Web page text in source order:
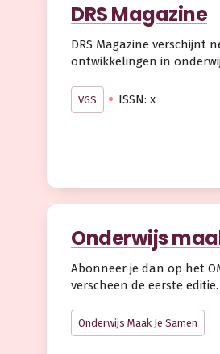
DRS Magazine
DRS Magazine verschijnt
ontwikkelingen in
VGS ISSN: x
Onderwijs
Abonneer je dan op het
verscheen de eerste editie.
Onderwijs Maak Je Samen